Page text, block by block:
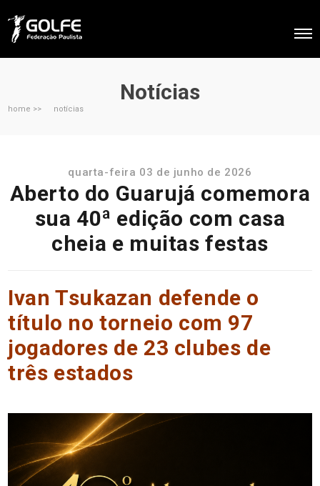
Notícias
home >> notícias
quarta-feira 03 de junho de 2026
Aberto do Guarujá comemora
sua 40ª edição com casa
cheia e muitas festas
Ivan Tsukazan defende o
título no torneio com 97
jogadores de 23 clubes de
três estados